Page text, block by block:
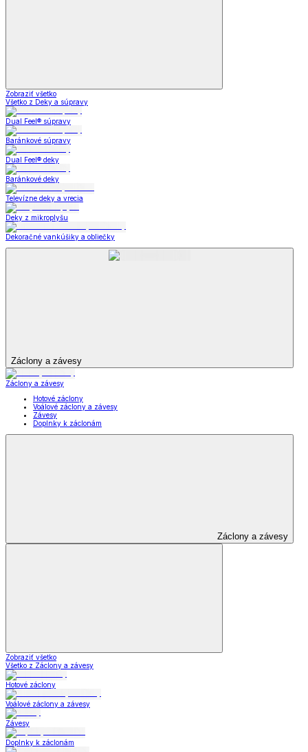
Zobraziť všetko
Všetko z Deky a súpravy
Dual Feel® súpravy
Baránkové súpravy
Dual Feel® deky
Baránkové deky
Televízne deky a vrecia
Deky z mikroplyšu
Dekoračné vankúšiky a obliečky
Záclony a závesy
Záclony a závesy
Hotové záclony
Voálové záclony a závesy
Závesy
Doplnky k záclonám
Záclony a závesy
Zobraziť všetko
Všetko z Záclony a závesy
Hotové záclony
Voálové záclony a závesy
Závesy
Doplnky k záclonám